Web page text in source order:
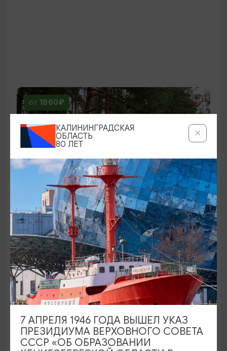
ОТ 1860₽
Долгая дорога в дюны: Куршская
коса
11:00 6 ЧАСОВ
ОТ1800₽
КАЛИНИНГРАДСКАЯ
ОБЛАСТЬ
80 ЛЕТ
7 АПРЕЛЯ 1946 ГОДА ВЫШЕЛ УКАЗ
ПРЕЗИДИУМА ВЕРХОВНОГО СОВЕТА
СССР «ОБ ОБРАЗОВАНИИ